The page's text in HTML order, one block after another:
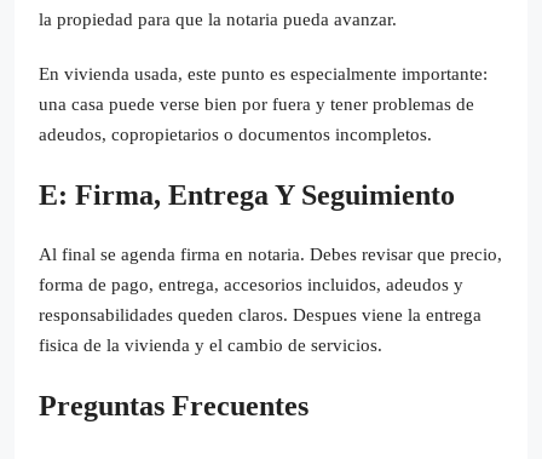
la propiedad para que la notaria pueda avanzar.
En vivienda usada, este punto es especialmente importante:
una casa puede verse bien por fuera y tener problemas de
adeudos, copropietarios o documentos incompletos.
E: Firma, Entrega Y Seguimiento
Al final se agenda firma en notaria. Debes revisar que precio,
forma de pago, entrega, accesorios incluidos, adeudos y
responsabilidades queden claros. Despues viene la entrega
fisica de la vivienda y el cambio de servicios.
Preguntas Frecuentes